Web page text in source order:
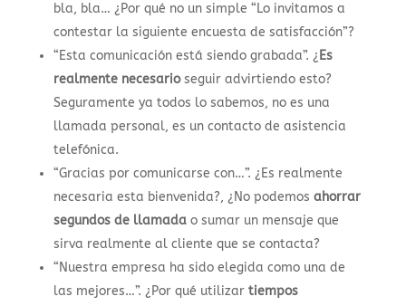
bla, bla… ¿Por qué no un simple “Lo invitamos a
contestar la siguiente encuesta de satisfacción”?
“Esta comunicación está siendo grabada”. ¿ Es
realmente necesarioseguir advirtiendo esto?
Seguramente ya todos lo sabemos, no es una
llamada personal, es un contacto de asistencia
telefónica.
“Gracias por comunicarse con…”. ¿Es realmente
necesaria esta bienvenida?, ¿No podemos ahorrar
segundos de llamada o sumar un mensaje que
sirva realmente al cliente que se contacta?
“Nuestra empresa ha sido elegida como una de
las mejores…”. ¿Por qué utilizar tiempos